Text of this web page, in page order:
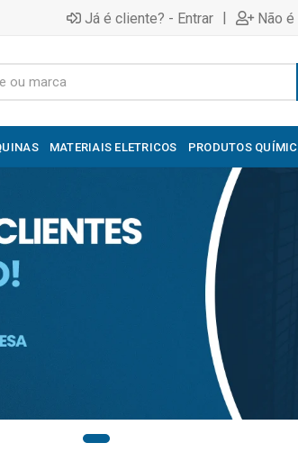
Já é cliente? - Entrar | Não
MATERIAIS ELETRICOS PRODUTOS